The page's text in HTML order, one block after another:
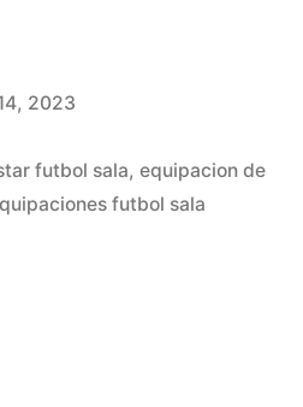
2023
futbol sala, equipacion de
futbol sala